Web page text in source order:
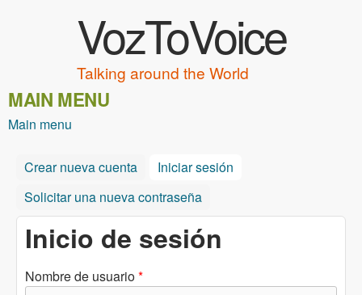
VozToVoice
Talking around the World
MAIN MENU
Main menu
Crear nueva cuenta Iniciar sesión
Solicitar una nueva contraseña
Inicio de sesión
Nombre de usuario*